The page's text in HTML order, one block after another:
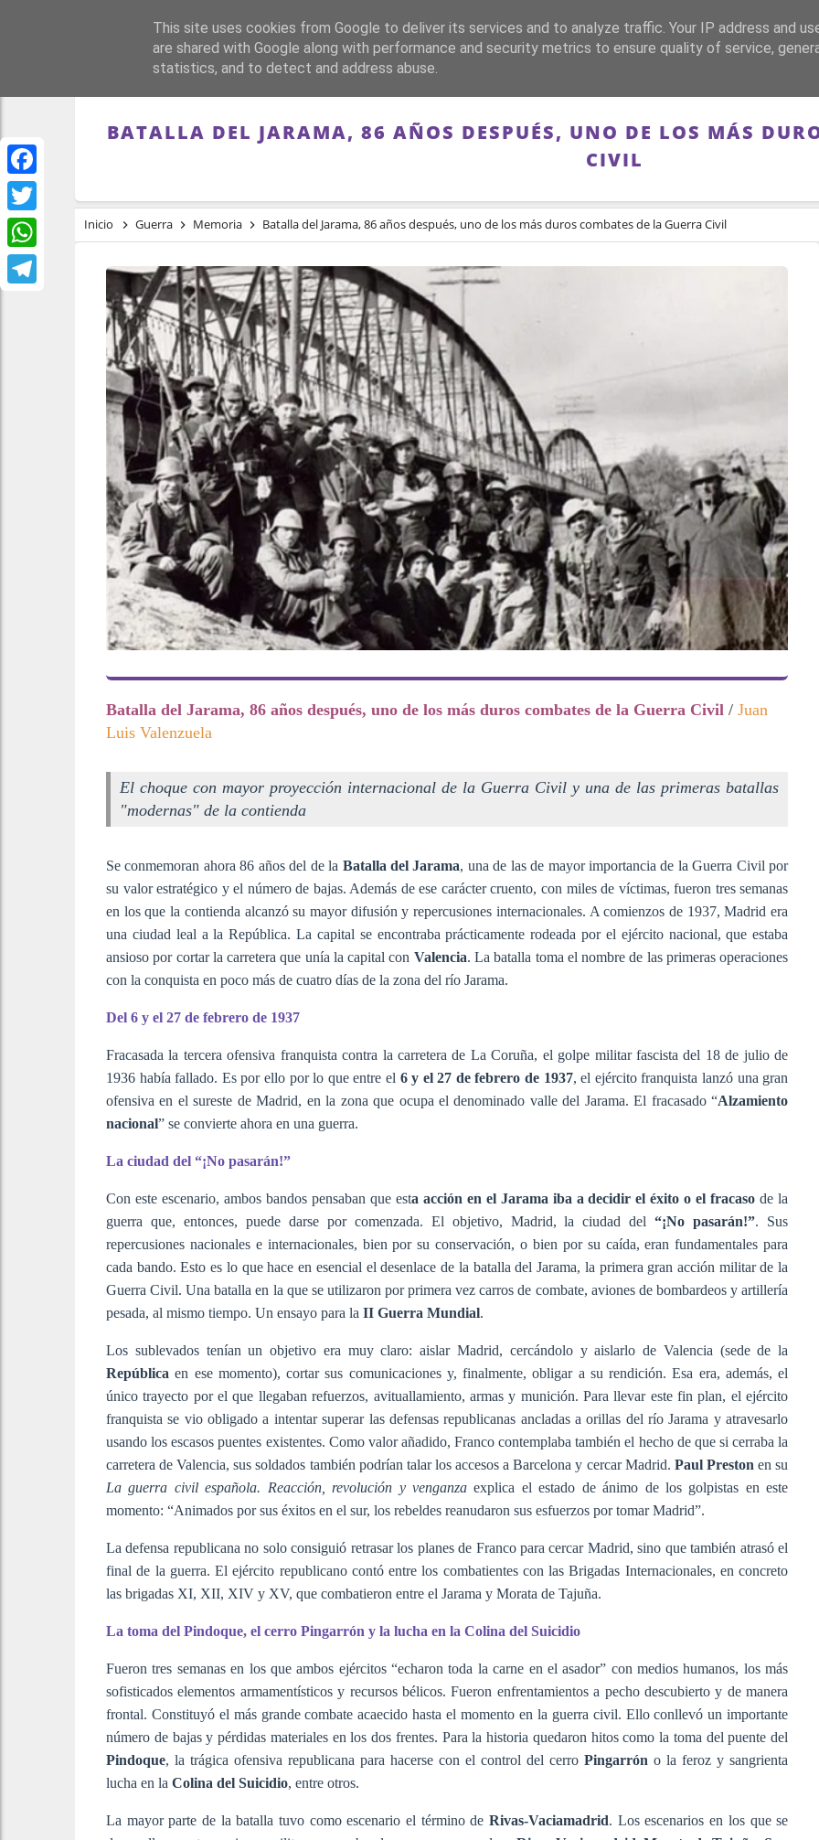
Facebook
Twitter
WhatsApp
PORTADA REPÚBLICA FRANQUISMO GUERRA DE ESPAÑA MEMORIA
BATALLA DEL JARAMA, 86 AÑOS DESPUÉS, UNO DE LOS MÁS
CIVIL
Inicio Guerra Memoria Batalla del Jarama, 86 años después, uno de los más duros combates de la Guerra Civil
Batalla del Jarama, 86 años después, uno de los más duros combates de la Guerra Civil / Juan
Luis Valenzuela
El choque con mayor proyección internacional de la Guerra Civil y una de las primeras batallas
"modernas" de la contienda
Se conmemoran ahora 86 años del de la Batalla del Jarama, una de las de mayor importancia de la Guerra Civil por
su valor estratégico y el número de bajas. Además de ese carácter cruento, con miles de víctimas, fueron tres semanas
en los que la contienda alcanzó su mayor difusión y repercusiones internacionales. A comienzos de 1937, Madrid era
una ciudad leal a la República. La capital se encontraba prácticamente rodeada por el ejército nacional, que estaba
ansioso por cortar la carretera que unía la capital con Valencia. La batalla toma el nombre de las primeras operaciones
con la conquista en poco más de cuatro días de la zona del río Jarama.
Del 6 y el 27 de febrero de 1937
Fracasada la tercera ofensiva franquista contra la carretera de La Coruña, el golpe militar fascista del 18 de julio de
1936 había fallado. Es por ello por lo que entre el 6 y el 27 de febrero de 1937, el ejército franquista lanzó una gran
ofensiva en el sureste de Madrid, en la zona que ocupa el denominado valle del Jarama. El fracasado “Alzamiento
nacional” se convierte ahora en una guerra.
La ciudad del “¡No pasarán!”
Con este escenario, ambos bandos pensaban que esta acción en el Jarama iba a decidir el éxito o el fracaso de la
guerra que, entonces, puede darse por comenzada. El objetivo, Madrid, la ciudad del“¡No pasarán!”. Sus
repercusiones nacionales e internacionales, bien por su conservación, o bien por su caída, eran fundamentales para
cada bando. Esto es lo que hace en esencial el desenlace de la batalla del Jarama, la primera gran acción militar de la
Guerra Civil. Una batalla en la que se utilizaron por primera vez carros de combate, aviones de bombardeos y artillería
pesada, al mismo tiempo. Un ensayo para la II Guerra Mundial.
Los sublevados tenían un objetivo era muy claro: aislar Madrid, cercándolo y aislarlo de Valencia (sede de la
República en ese momento), cortar sus comunicaciones y, finalmente, obligar a su rendición. Esa era, además, el
único trayecto por el que llegaban refuerzos, avituallamiento, armas y munición. Para llevar este fin plan, el ejército
franquista se vio obligado a intentar superar las defensas republicanas ancladas a orillas del río Jarama y atravesarlo
usando los escasos puentes existentes. Como valor añadido, Franco contemplaba también el hecho de que si cerraba la
carretera de Valencia, sus soldados también podrían talar los accesos a Barcelona y cercar Madrid. Paul Preston en su
La guerra civil española. Reacción, revolución y venganzaexplica el estado de ánimo de los golpistas en este
momento: “Animados por sus éxitos en el sur, los rebeldes reanudaron sus esfuerzos por tomar Madrid”.
La defensa republicana no solo consiguió retrasar los planes de Franco para cercar Madrid, sino que también atrasó el
final de la guerra. El ejército republicano contó entre los combatientes con las Brigadas Internacionales, en concreto
las brigadas XI, XII, XIV y XV, que combatieron entre el Jarama y Morata de Tajuña.
La toma del Pindoque, el cerro Pingarrón y la lucha en la Colina del Suicidio
Fueron tres semanas en los que ambos ejércitos “echaron toda la carne en el asador” con medios humanos, los más
sofisticados elementos armamentísticos y recursos bélicos. Fueron enfrentamientos a pecho descubierto y de manera
frontal. Constituyó el más grande combate acaecido hasta el momento en la guerra civil. Ello conllevó un importante
número de bajas y pérdidas materiales en los dos frentes. Para la historia quedaron hitos como la toma del puente del
Pindoque, la trágica ofensiva republicana para hacerse con el control del cerroPingarrón o la feroz y sangrienta
lucha en la Colina del Suicidio, entre otros.
La mayor parte de la batalla tuvo como escenario el término deRivas-Vaciamadrid. Los escenarios en los que se
This site uses cookies from Google to deliver its services and to analyze traffic. Your IP address and
are shared with Google along with performance and security metrics to ensure quality of service,
statistics, and to detect and address abuse.